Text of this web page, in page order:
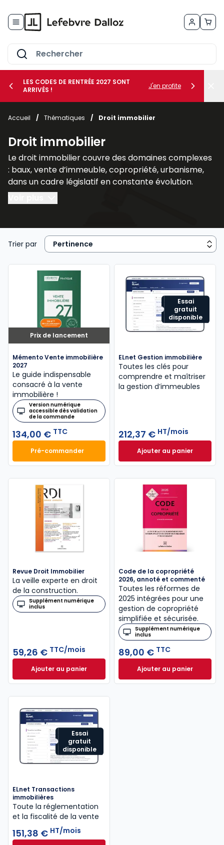
le sous-menu Vos métiers
le sous-menu Vos besoins
LES CODES DE RENTRÉE 2027 SONT
ARRIVÉS !
J'en profite
Accueil / Thématiques / Droit immobilier
Droit immobilier
Le droit immobilier couvre des domaines complexes
: baux, vente d’immeuble, copropriété, urbanisme,
dans un cadre législatif en constante évolution.
Nos publications spécialisées en droit immobilier, tel
ImmobilierouRDI - Urbanisme, Construction, le
Mémento Gestion immobili
immobilière, les Dalloz ActionDroit et pratique des
baux d’habitation,Droit et pratique des baux
commerciaux, le Code des baux,Code de la
copropriétéoffrent une veille juridique efficace aux
avocats, notaires, agents immobiliers, juristes et
étudiants.
Trier par
Prix de lancement
Mémento Vente immobilière
2027
Le guide indispensable
consacré à la vente
immobilière !
Version numérique
accessible dès validation
de la commande
134,00 € TTC
Pré-commanderMémento Vente immobilière 2027 à 134,00 € TTC
Essai
gratuit
disponible
ELnet Gestion immobilière
Toutes les clés pour
comprendre et maîtriser
la gestion d’immeubles
212,37 € HT/mois
Ajouter au panier
ELnet Gestion
Revue Droit Immobilier
La veille experte en droit
de la construction.
Supplément numérique
inclus
59,26 € TTC/mois
Ajouter au panierRevue Droit Immobilier à 59,26 €TTC/mois
Code de la copropriété
2026, annoté et commenté
Toutes les réformes de
2025 intégrées pour une
gestion de copropriété
simplifiée et sécurisée.
Supplément numérique
inclus
89,00 € TTC
Ajouter au panier
Code de la
Essai
gratuit
disponible
ELnet Transactions
immobilières
Toute la réglementation
et la fiscalité de la vente
151,38 € HT/mois